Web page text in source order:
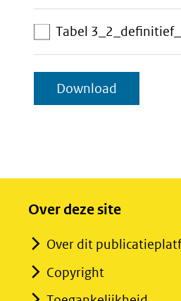
Tabel
Download
items
Over deze site
Over dit
Copyright